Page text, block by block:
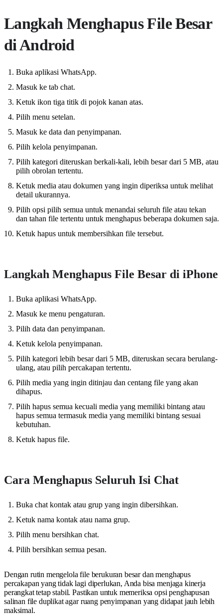
Langkah Menghapus File Besar
di Android
Buka aplikasi WhatsApp.
Masuk ke tab chat.
Ketuk ikon tiga titik di pojok kanan atas.
Pilih menu setelan.
Masuk ke data dan penyimpanan.
Pilih kelola penyimpanan.
Pilih kategori diteruskan berkali-kali, lebih besar dari 5 MB, atau
pilih obrolan tertentu.
Ketuk media atau dokumen yang ingin diperiksa untuk melihat
detail ukurannya.
Pilih opsi pilih semua untuk menandai seluruh file atau tekan
dan tahan file tertentu untuk menghapus beberapa dokumen saja.
Ketuk hapus untuk membersihkan file tersebut.
Langkah Menghapus File Besar di iPhone
Buka aplikasi WhatsApp.
Masuk ke menu pengaturan.
Pilih data dan penyimpanan.
Ketuk kelola penyimpanan.
Pilih kategori lebih besar dari 5 MB, diteruskan secara berulang-
ulang, atau pilih percakapan tertentu.
Pilih media yang ingin ditinjau dan centang file yang akan
dihapus.
Pilih hapus semua kecuali media yang memiliki bintang atau
hapus semua termasuk media yang memiliki bintang sesuai
kebutuhan.
Ketuk hapus file.
Cara Menghapus Seluruh Isi Chat
Buka chat kontak atau grup yang ingin dibersihkan.
Ketuk nama kontak atau nama grup.
Pilih menu bersihkan chat.
Pilih bersihkan semua pesan.
Dengan rutin mengelola file berukuran besar dan menghapus
percakapan yang tidak lagi diperlukan, Anda bisa menjaga kinerja
perangkat tetap stabil. Pastikan untuk memeriksa opsi penghapusan
salinan file duplikat agar ruang penyimpanan yang didapat jauh lebih
maksimal.